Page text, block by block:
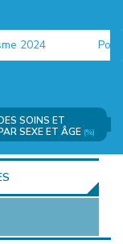
SOINS ET
SEXE ET ÂGE (%)